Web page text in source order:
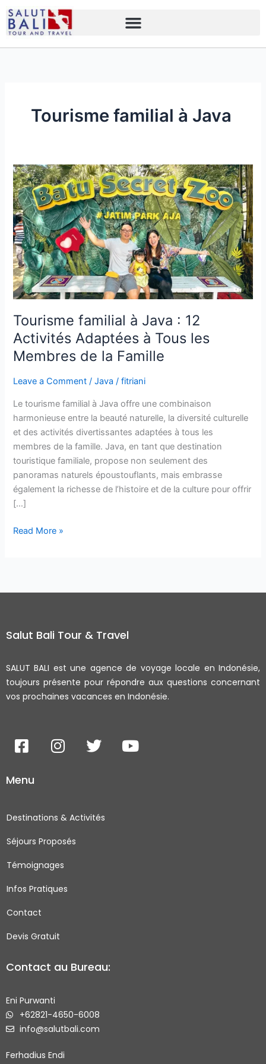
Skip
content
Tourisme familial à Java
Tourisme familial à Java : 12
Activités Adaptées à Tous les
Membres de la Famille
Leave a Comment /Java /fitriani
Le tourisme familial à Java offre une combinaison
harmonieuse entre la beauté naturelle, la diversité culturelle
et des activités divertissantes adaptées à tous les
membres de la famille. Java, en tant que destination
touristique familiale, propose non seulement des
panoramas naturels époustouflants, mais embrasse
également la richesse de l’histoire et de la culture pour offrir
[…]
Tourisme
familial
à
Java
:
12
Activités
Adaptées
à
Tous
les
Membres
de
la
Read More »
Salut Bali Tour & Travel
SALUT BALI est une agence de voyage locale en Indonésie,
toujours présente pour répondre aux questions concernant
vos prochaines vacances en Indonésie.
F
a
e
o
k
-
q
u
r
I
n
g
a
m
T
w
e
Y
o
Menu
Destinations & Activités
Séjours Proposés
Témoignages
Infos Pratiques
Contact
Devis Gratuit
Contact au Bureau:
Eni Purwanti
+62821-4650-6008
info@salutbali.com
Ferhadius Endi